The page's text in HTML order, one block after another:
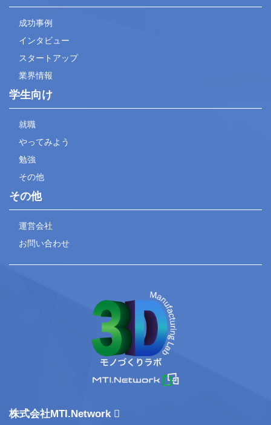
成功事例
インタビュー
スタートアップ
業界情報
学生向け
就職
やってみよう
勉強
その他
その他
運営会社
お問い合わせ
株式会社MTI.Network